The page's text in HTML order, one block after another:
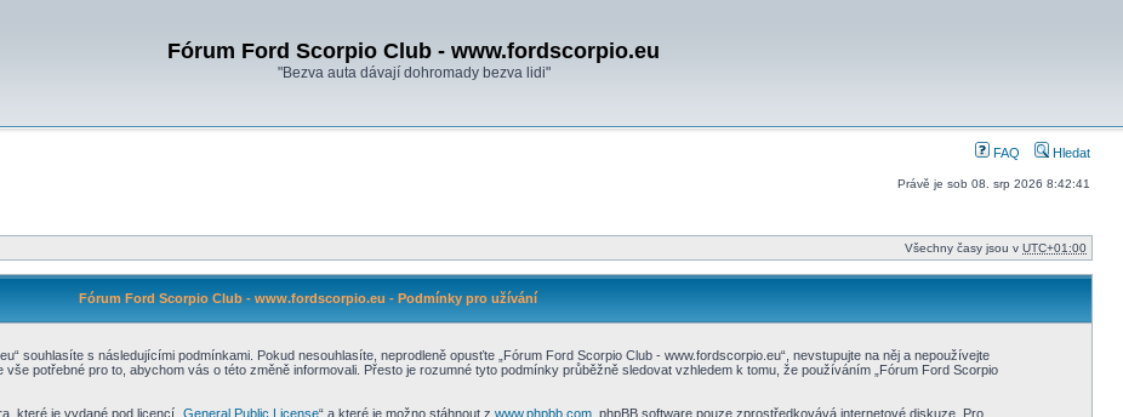
Fórum Ford Scorpio Club - www.fordscorpio.eu
"Bezva auta dávají dohromady bezva lidi"
FAQ Hledat
Právě je sob 08. srp 2026 8:42:41
Všechny časy jsou v UTC+01:00
Fórum Ford Scorpio Club - www.fordscorpio.eu - Podmínky pro užívání
souhlasíte s následujícími podmínkami. Pokud nesouhlasíte, neprodleně opusťte „Fórum Ford Scorpio Club - www.fordscorpio.eu“, nevstupujte na něj a nepoužívejte
potřebné pro to, abychom vás o této změně informovali. Přesto je rozumné tyto podmínky průběžně sledovat vzhledem k tomu, že používáním „Fórum Ford Scorpio
které je vydané pod licencí „ General Public License“ a které je možno stáhnout z www.phpbb.com. phpBB software pouze zprostředkovává internetové diskuze. Pro